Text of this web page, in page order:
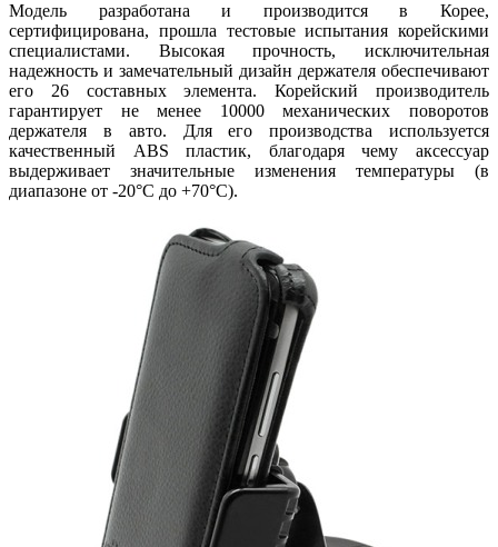
Модель разработана и производится в Корее,
сертифицирована, прошла тестовые испытания корейскими
специалистами. Высокая прочность, исключительная
надежность и замечательный дизайн держателя обеспечивают
его 26 составных элемента. Корейский производитель
гарантирует не менее 10000 механических поворотов
держателя в авто. Для его производства используется
качественный ABS пластик, благодаря чему аксессуар
выдерживает значительные изменения температуры (в
диапазоне от -20°C до +70°C).